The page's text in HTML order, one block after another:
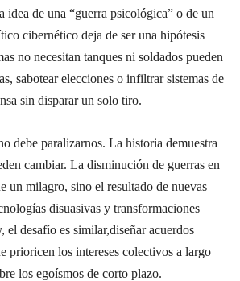
idea de una “guerra psicológica” o de un
cibernético deja de ser una hipótesis
no necesitan tanques ni soldados pueden
sabotear elecciones o infiltrar sistemas de
sin disparar un solo tiro.
debe paralizarnos. La historia demuestra
cambiar. La disminución de guerras en
un milagro, sino el resultado de nuevas
disuasivas y transformaciones
el desafío es similar,diseñar acuerdos
prioricen los intereses colectivos a largo
los egoísmos de corto plazo.